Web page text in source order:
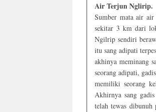
Air Terjun Nglirip.
Sumber mata air
sekitar 3 km dari
Ngilrip sendiri
itu sang adipati
akhinya meminang
seorang adipati,
memiliki seorang
Akhirnya sang
telah tewas